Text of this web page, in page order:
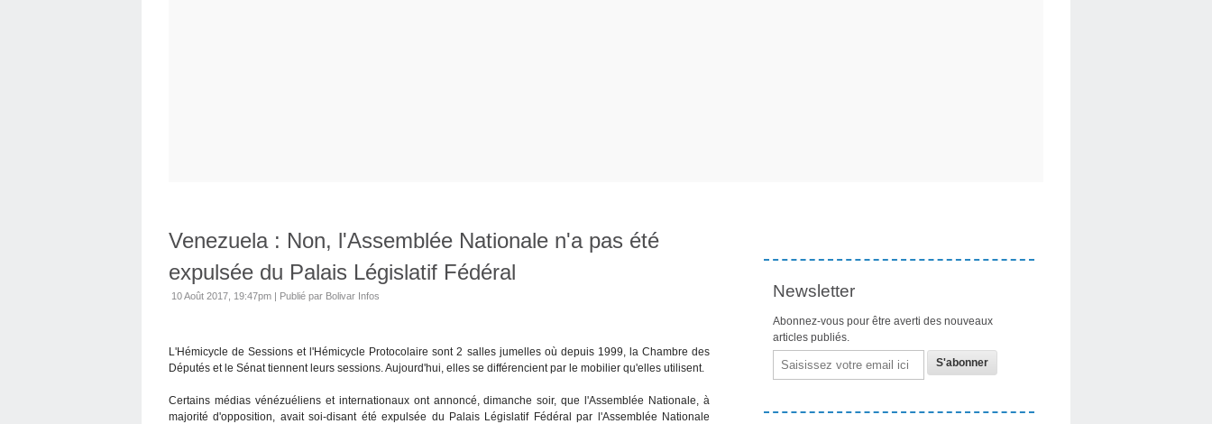
Venezuela : Non, l'Assemblée Nationale n'a pas été
expulsée du Palais Législatif Fédéral
10 Août 2017, 19:47pm | Publié par Bolivar Infos
L'Hémicycle de Sessions et l'Hémicycle Protocolaire sont 2 salles jumelles où depuis 1999, la Chambre des
Députés et le Sénat tiennent leurs sessions. Aujourd'hui, elles se différencient par le mobilier qu'elles utilisent.
Certains médias vénézuéliens et internationaux ont annoncé, dimanche soir, que l'Assemblée Nationale, à
majorité d'opposition, avait soi-disant été expulsée du Palais Législatif Fédéral par l'Assemblée Nationale
Newsletter
Abonnez-vous pour être averti des nouveaux
articles publiés.
Email